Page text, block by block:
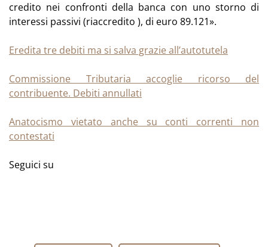
credito nei confronti della banca con uno storno di
interessi passivi (riaccredito ), di euro 89.121».
Eredita tre debiti ma si salva grazie all’autotutela
Commissione Tributaria accoglie ricorso del
contribuente. Debiti annullati
Anatocismo vietato anche su conti correnti non
contestati
Seguici su